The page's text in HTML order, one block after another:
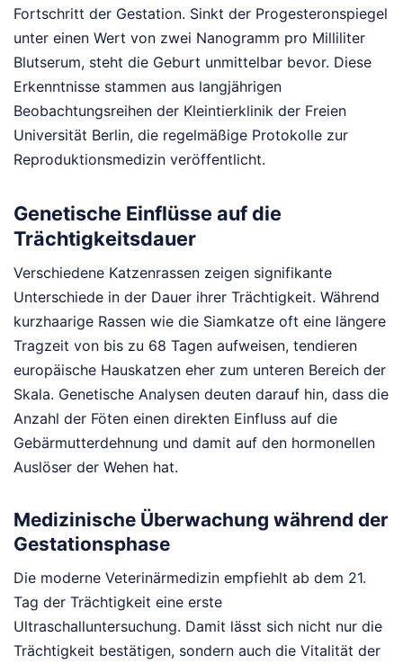
Fortschritt der Gestation. Sinkt der Progesteronspiegel
unter einen Wert von zwei Nanogramm pro Milliliter
Blutserum, steht die Geburt unmittelbar bevor. Diese
Erkenntnisse stammen aus langjährigen
Beobachtungsreihen der Kleintierklinik der Freien
Universität Berlin, die regelmäßige Protokolle zur
Reproduktionsmedizin veröffentlicht.
Genetische Einflüsse auf die
Trächtigkeitsdauer
Verschiedene Katzenrassen zeigen signifikante
Unterschiede in der Dauer ihrer Trächtigkeit. Während
kurzhaarige Rassen wie die Siamkatze oft eine längere
Tragzeit von bis zu 68 Tagen aufweisen, tendieren
europäische Hauskatzen eher zum unteren Bereich der
Skala. Genetische Analysen deuten darauf hin, dass die
Anzahl der Föten einen direkten Einfluss auf die
Gebärmutterdehnung und damit auf den hormonellen
Auslöser der Wehen hat.
Medizinische Überwachung während der
Gestationsphase
Die moderne Veterinärmedizin empfiehlt ab dem 21.
Tag der Trächtigkeit eine erste
Ultraschalluntersuchung. Damit lässt sich nicht nur die
Trächtigkeit bestätigen, sondern auch die Vitalität der